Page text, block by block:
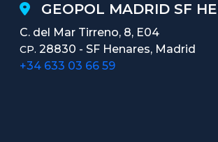
GEOPOL MADRID SF
C. del Mar Tirreno, 8, E04
CP. 28830 - SF Henares, Madrid
+34 633 03 66 59